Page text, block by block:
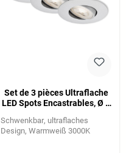
Set de 3 pièces Ultraflache
LED Spots Encastrables, Ø 9
Schwenkbar ultraflaches
Design Warmweiß 3000K